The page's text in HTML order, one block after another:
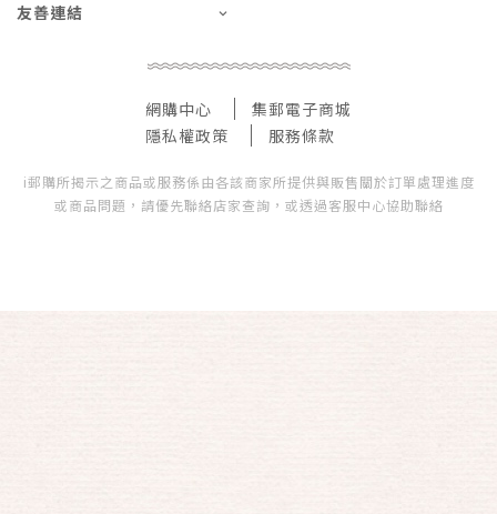
友善連結
網購中心
集郵電子商城
隱私權政策
服務條款
i郵購所揭示之商品或服務係由各該商家所提供與販售關於訂單處理進度
或商品問題，請優先聯絡店家查詢，或透過客服中心協助聯絡